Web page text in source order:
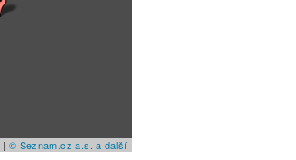
| © Seznam.cz a.s. a další